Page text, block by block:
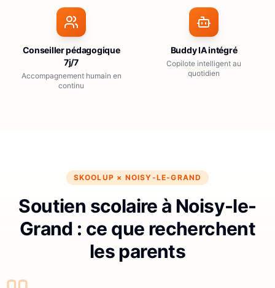
Conseiller pédagogique
7j/7
Accompagnement humain en
continu
Buddy IA intégré
Copilote intelligent au
quotidien
SKOOLUP × NOISY-LE-GRAND
Soutien scolaire à Noisy-le-
Grand : ce que recherchent
les parents